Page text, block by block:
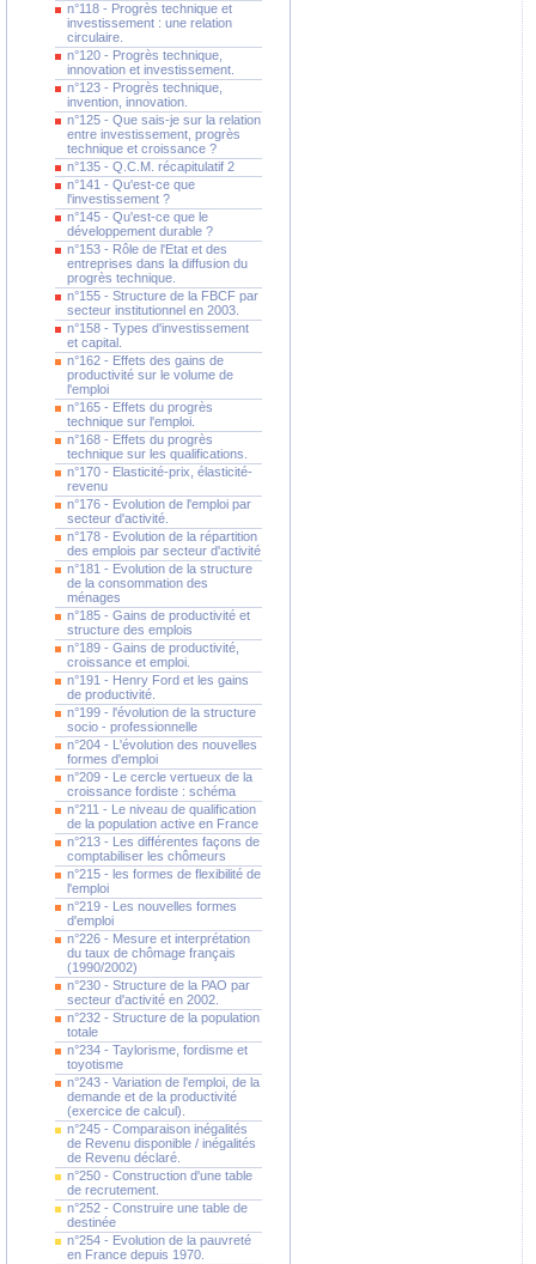
n°118 - Progrès technique et
investissement : une relation
circulaire.
n°120 - Progrès technique,
innovation et investissement.
n°123 - Progrès technique,
invention, innovation.
n°125 - Que sais-je sur la relation
entre investissement, progrès
technique et croissance ?
n°135 - Q.C.M. récapitulatif 2
n°141 - Qu'est-ce que
l'investissement ?
n°145 - Qu'est-ce que le
développement durable ?
n°153 - Rôle de l'Etat et des
entreprises dans la diffusion du
progrès technique.
n°155 - Structure de la FBCF par
secteur institutionnel en 2003.
n°158 - Types d'investissement
et capital.
n°162 - Effets des gains de
productivité sur le volume de
l'emploi
n°165 - Effets du progrès
technique sur l'emploi.
n°168 - Effets du progrès
technique sur les qualifications.
n°170 - Elasticité-prix, élasticité-
revenu
n°176 - Evolution de l'emploi par
secteur d'activité.
n°178 - Evolution de la répartition
des emplois par secteur d'activité
n°181 - Evolution de la structure
de la consommation des
ménages
n°185 - Gains de productivité et
structure des emplois
n°189 - Gains de productivité,
croissance et emploi.
n°191 - Henry Ford et les gains
de productivité.
n°199 - l'évolution de la structure
socio - professionnelle
n°204 - L'évolution des nouvelles
formes d'emploi
n°209 - Le cercle vertueux de la
croissance fordiste : schéma
n°211 - Le niveau de qualification
de la population active en France
n°213 - Les différentes façons de
comptabiliser les chômeurs
n°215 - les formes de flexibilité de
l'emploi
n°219 - Les nouvelles formes
d'emploi
n°226 - Mesure et interprétation
du taux de chômage français
(1990/2002)
n°230 - Structure de la PAO par
secteur d'activité en 2002.
n°232 - Structure de la population
totale
n°234 - Taylorisme, fordisme et
toyotisme
n°243 - Variation de l'emploi, de la
demande et de la productivité
(exercice de calcul).
n°245 - Comparaison inégalités
de Revenu disponible / inégalités
de Revenu déclaré.
n°250 - Construction d'une table
de recrutement.
n°252 - Construire une table de
destinée
n°254 - Evolution de la pauvreté
en France depuis 1970.